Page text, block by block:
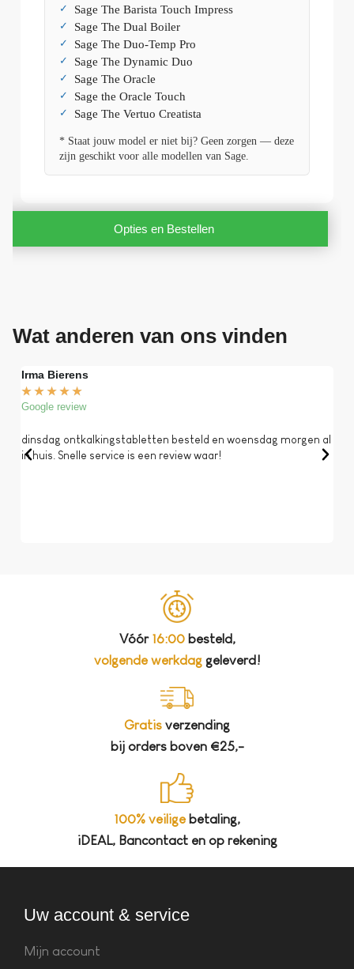
Sage The Barista Touch Impress
Sage The Dual Boiler
Sage The Duo-Temp Pro
Sage The Dynamic Duo
Sage The Oracle
Sage the Oracle Touch
Sage The Vertuo Creatista
* Staat jouw model er niet bij? Geen zorgen — deze
zijn geschikt voor alle modellen van Sage.
Opties en Bestellen
Wat anderen van ons vinden
Irma Bierens
★ ★ ★ ★ ★
Google review
dinsdag ontkalkingstabletten besteld en woensdag morgen al
in huis. Snelle service is een review waar!
Vóór 16:00besteld,
volgende werkdaggeleverd!
Gratis verzending
bij orders boven €25,-
100% veiligebetaling,
iDEAL, Bancontact en op rekening
Uw account & service
Mijn account